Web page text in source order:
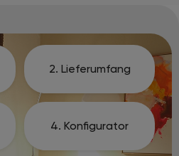
2. Lieferumfang
4. Konfigurator